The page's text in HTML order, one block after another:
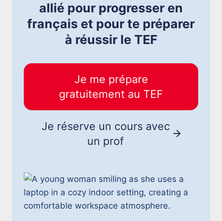
allié pour progresser en
français et pour te préparer
à réussir le TEF
Je me prépare
gratuitement au TEF
Je réserve un cours avec
un prof